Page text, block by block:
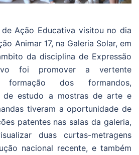
Ação Educativa visitou no dia
Animar 17, na Galeria Solar, em
da disciplina de Expressão
foi promover a vertente
dos formandos,
de estudo a mostras de arte e
tiveram a oportunidade de
patentes nas salas da galeria,
duas curtas-metragens
nacional recente, e também